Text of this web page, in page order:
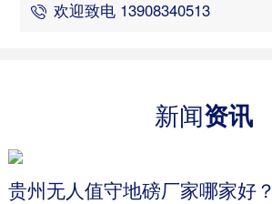
欢迎致电 13908340513
新闻资讯
贵州无人值守地磅厂家哪家好？